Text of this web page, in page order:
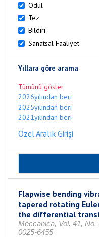
Ödül
Tez
Bildiri
Sanatsal Faaliyet
Yıllara göre arama
Tümünü göster
2026yılından beri
2025yılından beri
2021yılından beri
Özel Aralık Girişi
Flapwise bending
tapered rotating
the differential
Meccanica, Vol. 41, No.
0025-6455